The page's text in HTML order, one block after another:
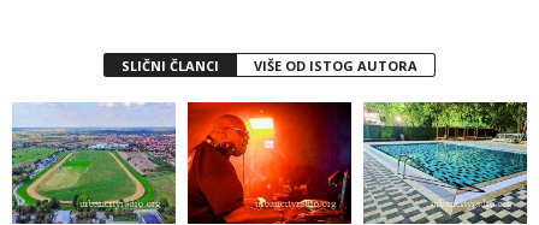
SLIČNI ČLANCI VIŠE OD ISTOG AUTORA